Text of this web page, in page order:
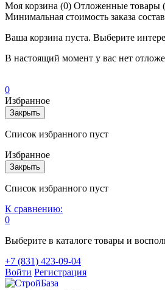
Моя корзина (0) Отложенные товары
Минимальная стоимость заказа
Ваша корзина пуста. Выберите
В настоящий момент у вас нет
0
Избранное
Закрыть
Список избранного пуст
Избранное
Закрыть
Список избранного пуст
К сравнению:
0
Выберите в каталоге товары и
+7 (831) 423-09-04
Войти Регистрация